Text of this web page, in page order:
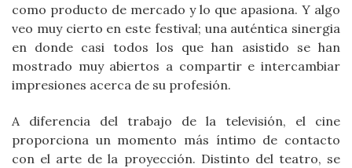
como producto de mercado y lo que apasiona. Y algo
veo muy cierto en este festival; una auténtica sinergia
en donde casi todos los que han asistido se han
mostrado muy abiertos a compartir e intercambiar
impresiones acerca de su profesión.
A diferencia del trabajo de la televisión, el cine
proporciona un momento más íntimo de contacto
con el arte de la proyección. Distinto del teatro, se